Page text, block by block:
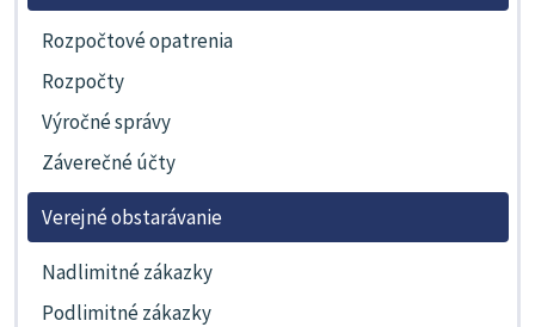
Rozpočtové opatrenia
Rozpočty
Výročné správy
Záverečné účty
Verejné obstarávanie
Nadlimitné zákazky
Podlimitné zákazky